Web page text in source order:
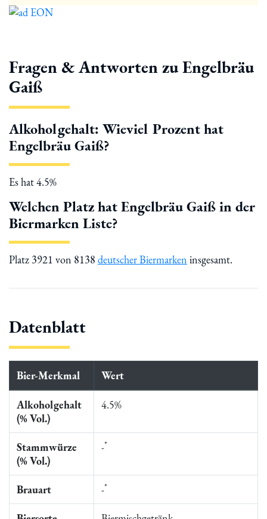
Fragen & Antworten zu Engelbräu
Gaiß
Alkoholgehalt: Wieviel Prozent hat
Engelbräu Gaiß?
Es hat 4.5%
Welchen Platz hat Engelbräu Gaiß in der
Biermarken Liste?
Platz 3921 von 8138 deutscher Biermarken insgesamt.
Datenblatt
Bier-Merkmal Wert
Alkoholgehalt
(% Vol.)
4.5%
Stammwürze
(% Vol.)
-*
Brauart -*